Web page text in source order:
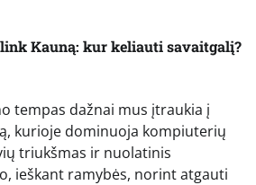
Kauną: kur keliauti savaitgalį?
tempas dažnai mus įtraukia į
kurioje dominuoja kompiuterių
triukšmas ir nuolatinis
ieškant ramybės, norint atgauti